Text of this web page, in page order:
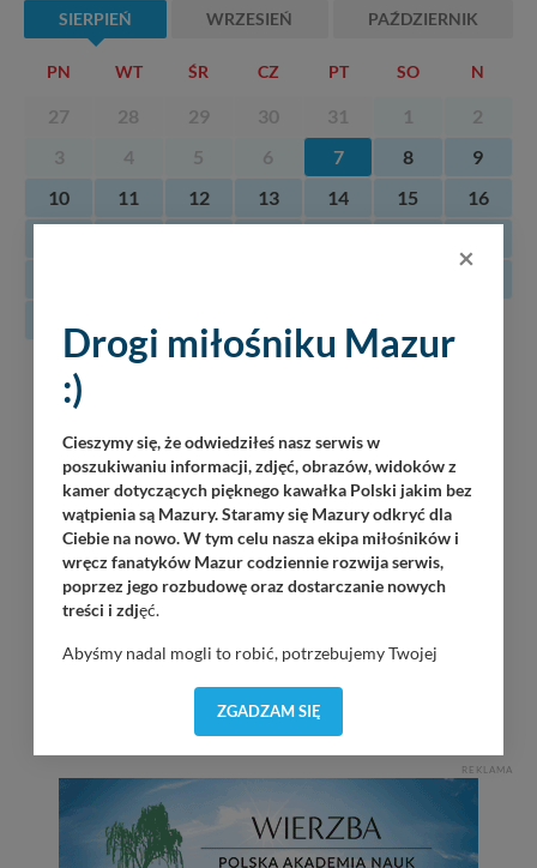
SIERPIEŃ WRZESIEŃ PAŹDZIERNIK
PN WT ŚR CZ PT SO N
27 28 29 30 31 1
2
3
4 5 6 7 8
9
10
11 12 13 14 15
16
07
08.2026
Załoga Dr. Bryga
Wilkasy / Port Resort Niegocin / 20:00
OKAW Sztorm
Wilkasy / Port PTTK Wilkasy / 21:00
Dolaroova
Tomasz Gr0m Paciorek
Górkło / Marina Górkło / 21:00
REKLAMA
×
Drogi miłośniku Mazur
:)
Cieszymy się, że odwiedziłeś nasz serwis w
poszukiwaniu informacji, zdjęć, obrazów, widoków z
kamer dotyczących pięknego kawałka Polski jakim bez
wątpienia są Mazury. Staramy się Mazury odkryć dla
Ciebie na nowo. W tym celu nasza ekipa miłośników i
wręcz fanatyków Mazur codziennie rozwija serwis,
poprzez jego rozbudowę oraz dostarczanie nowych
treści i zdjęć.
Abyśmy nadal mogli to robić, potrzebujemy Twojej
dostosować do Twoich preferencji. Twoje dane (w tym
pliki cookies) będą zapisywane w celu usprawnienia
Bezpieczeństwo Twoich danych jest dla nas
priorytetowe, bez poinformowania Ciebie nie będziemy
zmieniać zakresu naszych uprawnień. Twoje dane są u
ZGADZAM SIĘ